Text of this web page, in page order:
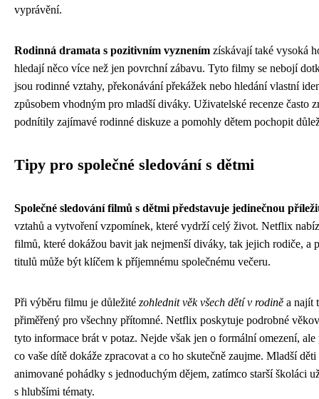
vyprávění.
Rodinná dramata s pozitivním vyznením získávají také vysoká
hledají něco více než jen povrchní zábavu. Tyto filmy se nebojí
jsou rodinné vztahy, překonávání překážek nebo hledání vlastní
způsobem vhodným pro mladší diváky. Uživatelské recenze často
podnítily zajímavé rodinné diskuze a pomohly dětem pochopit
Tipy pro společné sledování s dětmi
Společné sledování filmů s dětmi představuje jedinečnou
vztahů a vytvoření vzpomínek, které vydrží celý život. Netflix
filmů, které dokážou bavit jak nejmenší diváky, tak jejich rodiče, a
titulů může být klíčem k příjemnému společnému večeru.
Při výběru filmu je důležité zohlednit věk všech dětí v rodině a najít
přiměřený pro všechny přítomné. Netflix poskytuje podrobné
tyto informace brát v potaz. Nejde však jen o formální omezení,
co vaše dítě dokáže zpracovat a co ho skutečně zaujme. Mladší
animované pohádky s jednoduchým dějem, zatímco starší školáci
s hlubšími tématy.